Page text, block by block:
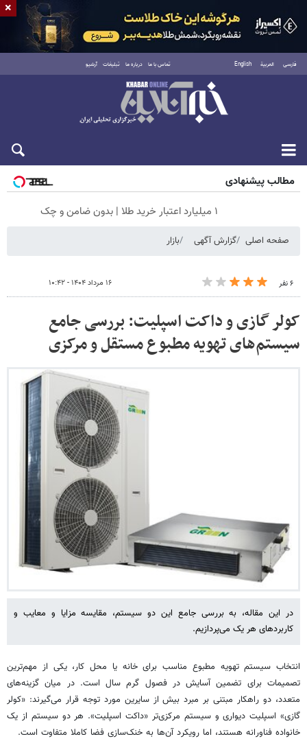
فارسی العربية English تماس با ما درباره ما تبلیغات آرشیو
پنجشنبه ۱۵ مرداد ۱۴۰۵
مطالب پیشنهادی
۱ میلیارد اعتبار خرید طلا | بدون ضامن و چک
صفحه اصلی گزارش آگهی بازار
۶ نفر ۱۶ مرداد ۱۴۰۴ - ۱۰:۴۲
کولر گازی و داکت اسپلیت: بررسی جامع
سیستم‌های تهویه مطبوع مستقل و مرکزی
در این مقاله، به بررسی جامع این دو سیستم، مقایسه مزایا و معایب و
کاربردهای هر یک می‌پردازیم.
انتخاب سیستم تهویه مطبوع مناسب برای خانه یا محل کار، یکی از مهم‌ترین
تصمیمات برای تضمین آسایش در فصول گرم سال است. در میان گزینه‌های
متعدد، دو راهکار مبتنی بر مبرد بیش از سایرین مورد توجه قرار می‌گیرند: «کولر
گازی» اسپلیت دیواری و سیستم مرکزی‌تر «داکت اسپلیت». هر دو سیستم از یک
خانواده فناورانه هستند، اما رویکرد آن‌ها به خنک‌سازی فضا کاملا متفاوت است.
×